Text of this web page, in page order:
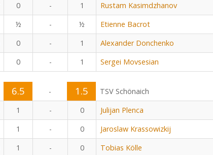
0 - 1 Rustam Kasimdzhanov
½ - ½ Etienne Bacrot
0 - 1 Alexander Donchenko
0 - 1 Sergei Movsesian
6.5 - 1.5
TSV Schönaich
1 - 0 Julijan Plenca
1 - 0 Jaroslaw Krassowizkij
1 - 0 Tobias Kölle